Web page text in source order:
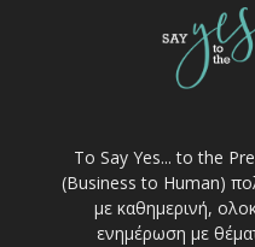
Το Say Yes... to the
(Business to Human)
με καθημερινή,
ενημέρωση με